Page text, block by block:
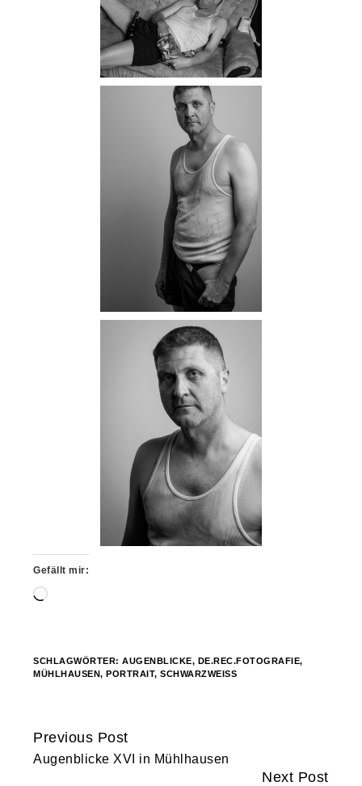
Gefällt mir:
Wird
SCHLAGWÖRTER:AUGENBLICKE, DE.REC.FOTOGRAFIE,
MÜHLHAUSEN,PORTRAIT,SCHWARZWEISS
Continue
Reading
Previous Post
Augenblicke XVI in Mühlhausen
Next Post